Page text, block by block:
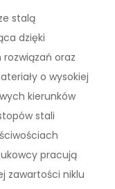
stalą
dzięki
oraz
o wysokiej
kierunków
stali
pracują
zawartości niklu